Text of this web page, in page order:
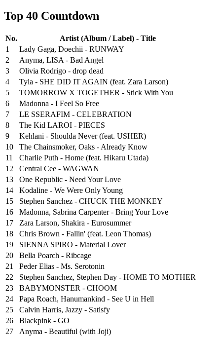
Top 40 Countdown
No.
Artist (Album / Label) - Title
1
Lady Gaga, Doechii - RUNWAY
2
Anyma, LISA - Bad Angel
3
Olivia Rodrigo - drop dead
4
Tyla - SHE DID IT AGAIN (feat. Zara Larson)
5
TOMORROW X TOGETHER - Stick With You
6
Madonna - I Feel So Free
7
LE SSERAFIM - CELEBRATION
8
The Kid LAROI - PIECES
9
Kehlani - Shoulda Never (feat. USHER)
10
The Chainsmoker, Oaks - Already Know
11
Charlie Puth - Home (feat. Hikaru Utada)
12
Central Cee - WAGWAN
13
One Republic - Need Your Love
14
Kodaline - We Were Only Young
15
Stephen Sanchez - CHUCK THE MONKEY
16
Madonna, Sabrina Carpenter - Bring Your Love
17
Zara Larson, Shakira - Eurosummer
18
Chris Brown - Fallin' (feat. Leon Thomas)
19
SIENNA SPIRO - Material Lover
20
Bella Poarch - Ribcage
21
Peder Elias - Ms. Serotonin
22
Stephen Sanchez, Stephen Day - HOME TO MOTHER
23
BABYMONSTER - CHOOM
24
Papa Roach, Hanumankind - See U in Hell
25
⁠Calvin Harris, Jazzy - Satisfy
26
Blackpink - GO
27
Anyma - Beautiful (with Joji)